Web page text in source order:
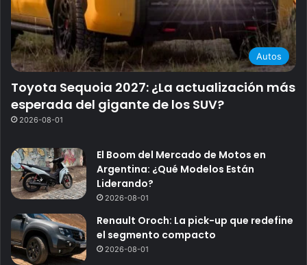
Autos
Toyota Sequoia 2027: ¿La actualización más
esperada del gigante de los SUV?
2026-08-01
El Boom del Mercado de Motos en
Argentina: ¿Qué Modelos Están
Liderando?
2026-08-01
Renault Oroch: La pick-up que redefine
el segmento compacto
2026-08-01